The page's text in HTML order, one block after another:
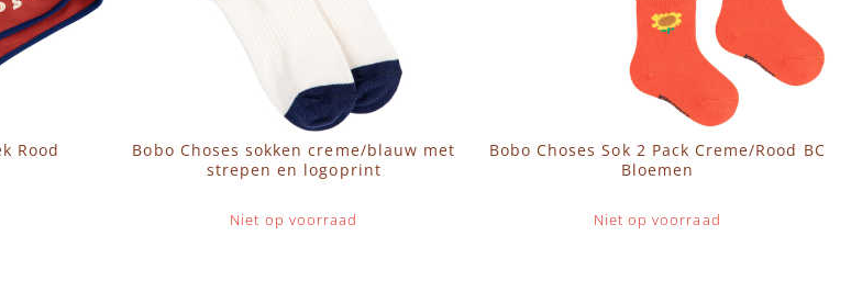
Rood
Bobo Choses sokken creme/blauw met
strepen en logoprint
Niet op voorraad
Bobo Choses Sok 2 Pack Creme/Rood BC
Bloemen
Niet op voorraad